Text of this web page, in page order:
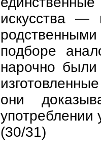
искусства —
подборе
нарочно
они
употреблении
(30/31)